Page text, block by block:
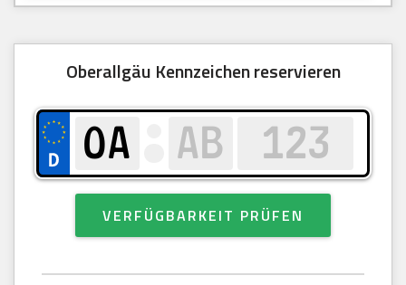
Oberallgäu Kennzeichen reservieren
VERFÜGBARKEIT PRÜFEN